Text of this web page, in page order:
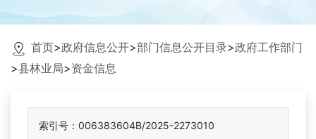
首页>政府信息公开>部门信息公开目录>政府工作部门
>县林业局>资金信息
索引号：006383604B/2025-2273010